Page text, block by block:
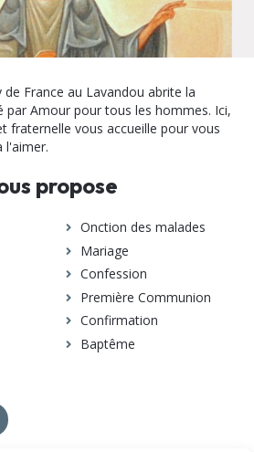
de France au Lavandou abrite la
par Amour pour tous les hommes. Ici,
fraternelle vous accueille pour vous
l'aimer.
propose
Onction des malades
Mariage
Confession
Première Communion
Confirmation
Baptême